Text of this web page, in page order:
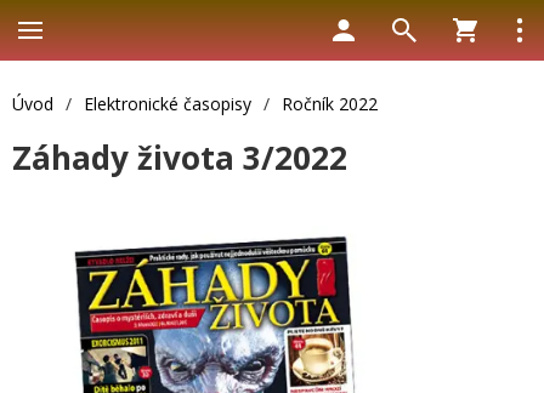
Úvod / Elektronické časopisy / Ročník 2022
Záhady života 3/2022